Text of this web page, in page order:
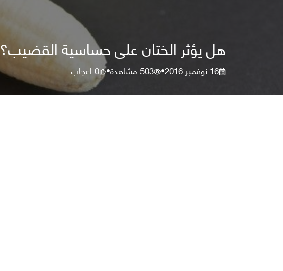
هل يؤثر الختان على حساسية القضيب؟
16 نوفمبر 2016 •
503مشاهدة•
0اعجاب